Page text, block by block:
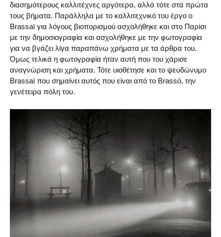
διασημότερους καλλιτέχνες αργότερα, αλλά τότε στα πρώτα
τους βήματα. Παράλληλα με το καλλιτεχνικό του έργο ο
Brassaï για λόγους βιοπορισμού ασχολήθηκε και στο Παρίσι
με την δημοσιογραφία και ασχολήθηκε με την φωτογραφία
για να βγάζει λίγα παραπάνω χρήματα με τα άρθρα του.
Όμως τελικά η φωτογραφία ήταν αυτή που του χάρισε
αναγνώριση και χρήματα. Τότε υιοθέτησε και το ψευδώνυμο
Brassaï που σημαίνει αυτός που είναι από το Brassó, την
γενέτειρα πόλη του.